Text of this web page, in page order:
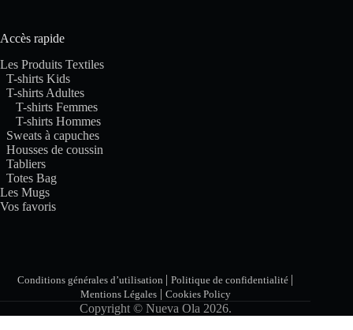
Accès rapide
Les Produits Textiles
T-shirts Kids
T-shirts Adultes
T-shirts Femmes
T-shirts Hommes
Sweats à capuches
Housses de coussin
Tabliers
Totes Bag
Les Mugs
Vos favoris
Conditions générales d’utilisation |Politique de confidentialité |
Mentions Légales| Cookies Policy
Copyright © Nueva Ola 2026.